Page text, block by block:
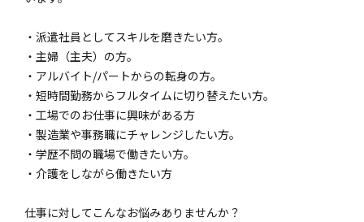
・派遣社員としてスキルを磨きたい方。
・主婦（主夫）の方。
・アルバイト/パートからの転身の方。
・短時間勤務からフルタイムに切り替えたい方。
・工場でのお仕事に興味がある方
・製造業や事務職にチャレンジしたい方。
・学歴不問の職場で働きたい方。
・介護をしながら働きたい方
仕事に対してこんなお悩みありませんか？